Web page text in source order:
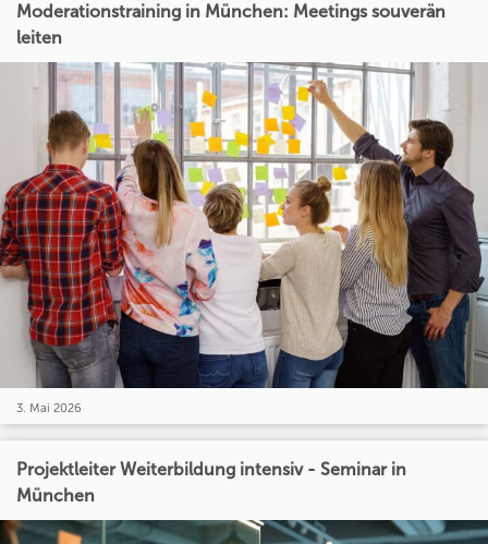
Moderationstraining in München: Meetings souverän
leiten
3. Mai 2026
Projektleiter Weiterbildung intensiv - Seminar in
München